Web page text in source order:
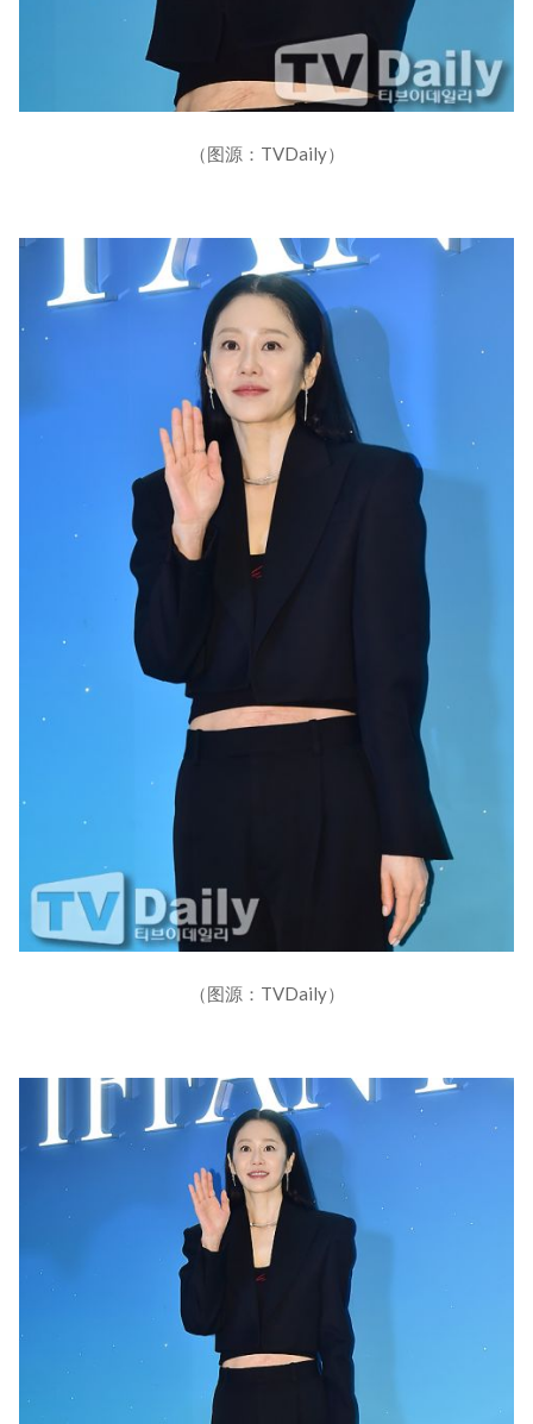
（图源：TVDaily）
（图源：TVDaily）